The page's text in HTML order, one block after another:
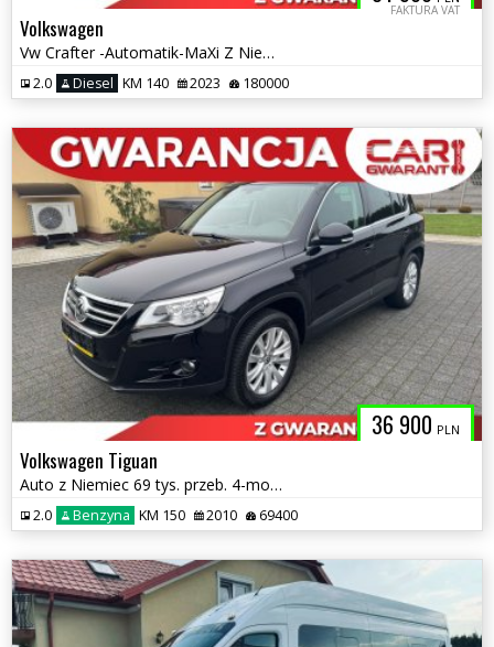
FAKTURA VAT
Volkswagen
Vw Crafter -Automatik-MaXi Z Niemiec po Serwisie
2.0 Diesel KM 140 2023 180000
36 900 PLN
Volkswagen Tiguan
Auto z Niemiec 69 tys. przeb. 4-montion-Sport- DSG Stan jak Nowy
2.0 Benzyna KM 150 2010 69400